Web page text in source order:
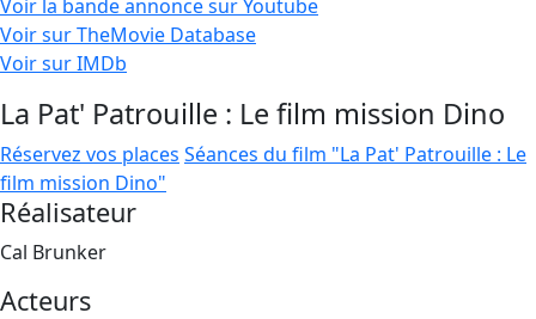
Voir la bande annonce sur Youtube
Voir sur TheMovie Database
Voir sur IMDb
La Pat' Patrouille : Le film mission Dino
Réservez vos places Séances du film "La Pat' Patrouille : Le
film mission Dino"
Réalisateur
Cal Brunker
Acteurs